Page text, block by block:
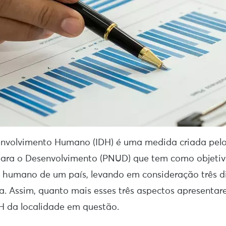
Humano (IDH) é uma medida criada
o Desenvolvimento (PNUD) que tem como
de um país, levando em consideração três
Assim, quanto mais esses três aspectos
da localidade em questão.